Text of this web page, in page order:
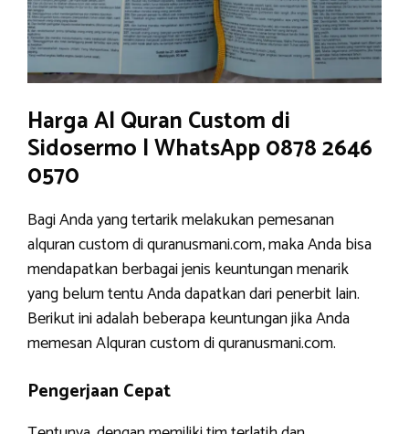
Harga Al Quran Custom di
Sidosermo | WhatsApp 0878 2646
0570
Bagi Anda yang tertarik melakukan pemesanan
alquran custom di quranusmani.com, maka Anda bisa
mendapatkan berbagai jenis keuntungan menarik
yang belum tentu Anda dapatkan dari penerbit lain.
Berikut ini adalah beberapa keuntungan jika Anda
memesan Alquran custom di quranusmani.com.
Pengerjaan Cepat